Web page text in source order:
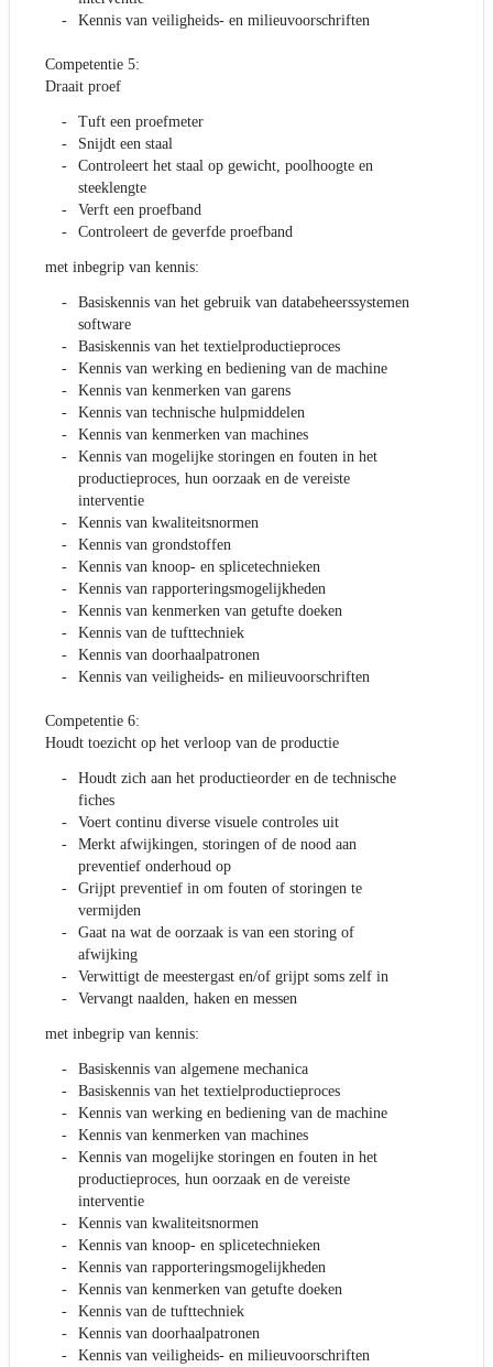
Kennis van veiligheids- en milieuvoorschriften
Competentie 5:
Draait proef
Tuft een proefmeter
Snijdt een staal
Controleert het staal op gewicht, poolhoogte en
steeklengte
Verft een proefband
Controleert de geverfde proefband
met inbegrip van kennis:
Basiskennis van het gebruik van databeheerssystemen
software
Basiskennis van het textielproductieproces
Kennis van werking en bediening van de machine
Kennis van kenmerken van garens
Kennis van technische hulpmiddelen
Kennis van kenmerken van machines
Kennis van mogelijke storingen en fouten in het
productieproces, hun oorzaak en de vereiste
interventie
Kennis van kwaliteitsnormen
Kennis van grondstoffen
Kennis van knoop- en splicetechnieken
Kennis van rapporteringsmogelijkheden
Kennis van kenmerken van getufte doeken
Kennis van de tufttechniek
Kennis van doorhaalpatronen
Kennis van veiligheids- en milieuvoorschriften
Competentie 6:
Houdt toezicht op het verloop van de productie
Houdt zich aan het productieorder en de technische
fiches
Voert continu diverse visuele controles uit
Merkt afwijkingen, storingen of de nood aan
preventief onderhoud op
Grijpt preventief in om fouten of storingen te
vermijden
Gaat na wat de oorzaak is van een storing of
afwijking
Verwittigt de meestergast en/of grijpt soms zelf in
Vervangt naalden, haken en messen
met inbegrip van kennis:
Basiskennis van algemene mechanica
Basiskennis van het textielproductieproces
Kennis van werking en bediening van de machine
Kennis van kenmerken van machines
Kennis van mogelijke storingen en fouten in het
productieproces, hun oorzaak en de vereiste
interventie
Kennis van kwaliteitsnormen
Kennis van knoop- en splicetechnieken
Kennis van rapporteringsmogelijkheden
Kennis van kenmerken van getufte doeken
Kennis van de tufttechniek
Kennis van doorhaalpatronen
Kennis van veiligheids- en milieuvoorschriften